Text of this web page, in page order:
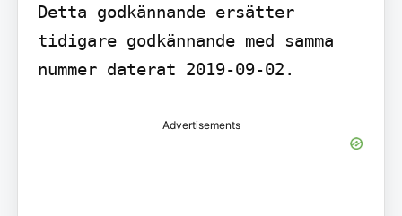
Detta godkännande ersätter
tidigare godkännande med samma
nummer daterat 2019-09-02.
Advertisements